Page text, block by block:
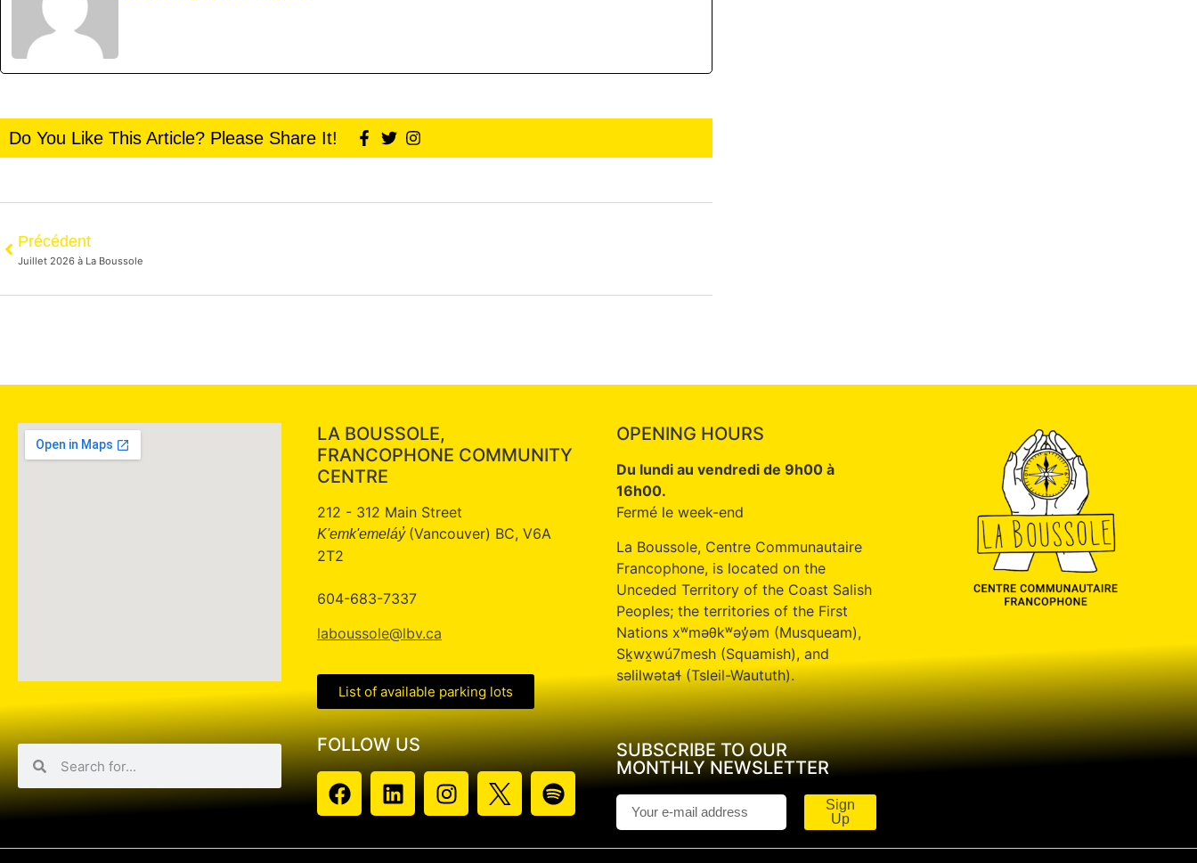
Do You Like This Article? Please Share It!
Précédent
Juillet 2026 à La Boussole
LA BOUSSOLE,
FRANCOPHONE COMMUNITY
CENTRE
212 - 312 Main Street
K'emk'emeláy̓ (Vancouver) BC, V6A
2T2
604-683-7337
laboussole@lbv.ca
List of available parking lots
FOLLOW US
OPENING HOURS
Du lundi au vendredi de 9h00 à
16h00.
Fermé le week-end
La Boussole, Centre Communautaire
Francophone, is located on the
Unceded Territory of the Coast Salish
Peoples; the territories of the First
Nations xʷməθkʷəy̓əm (Musqueam),
Sḵwx̱wú7mesh (Squamish), and
səlilwətaɬ (Tsleil-Waututh).
SUBSCRIBE TO OUR
MONTHLY NEWSLETTER
Sign
Up